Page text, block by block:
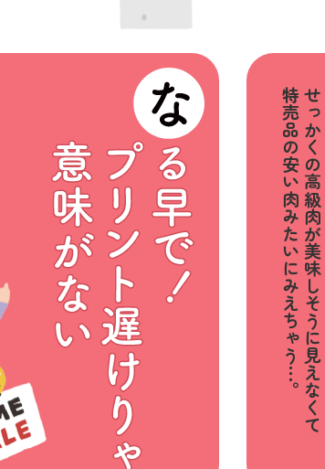
せっかくの高級肉が美味しそうに
見えなくて
特売品の安い肉みたいに
みえちゃう︙。